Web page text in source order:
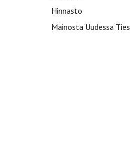
Hinnasto
Mainosta Uudessa